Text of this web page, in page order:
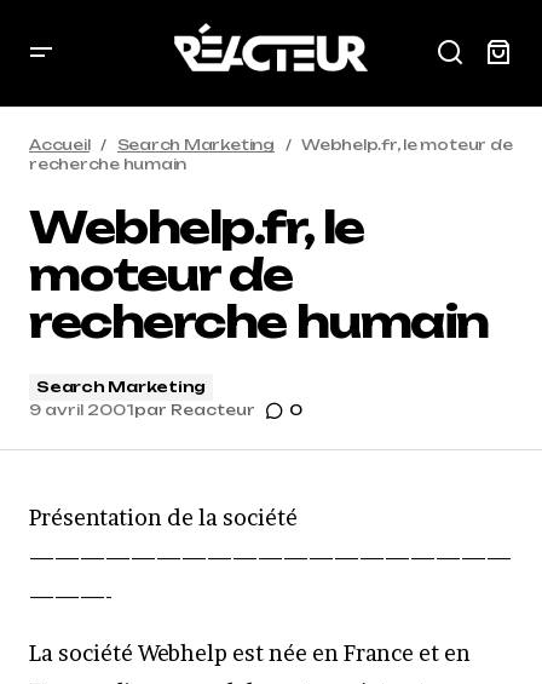
Accueil Search Marketing
Webhelp.fr, le moteur de
recherche humain
Webhelp.fr, le
moteur de
recherche humain
Search Marketing
9 avril 2001par Reacteur 0
Présentation de la société
———————————————————
———-
La société Webhelp est née en France et en